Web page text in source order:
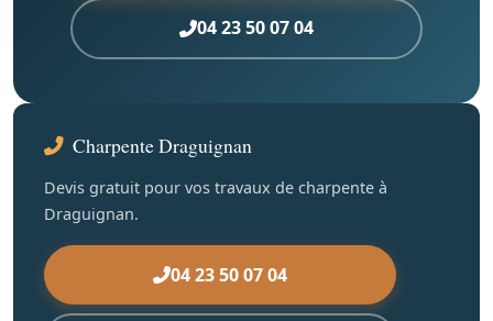
04 23 50 07 04
Charpente Draguignan
Devis gratuit pour vos travaux de charpente à
Draguignan.
04 23 50 07 04